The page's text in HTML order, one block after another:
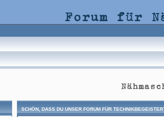
Forum für
SCHÖN, DASS DU UNSER FORUM FÜR